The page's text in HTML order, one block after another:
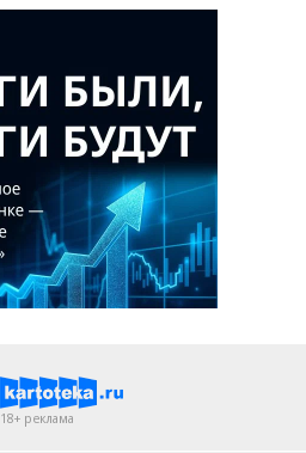
18+ реклама